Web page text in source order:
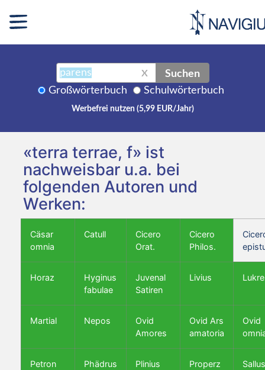
X Suchen
Großwörterbuch Schulwörterbuch
Werbefrei nutzen (5,99 EUR/Jahr)
«terra terrae, f» ist
nachweisbar u.a. bei
folgenden Autoren und
Werken:
Cäsar
omnia
Catull
Cicero
Orat.
Cicero
Philos.
Horaz
Hyginus
fabulae
Juvenal
Satiren
Livius
Martial Nepos
Ovid
Amores
Ovid Ars
amatoria
Ovid
Petron
Phädrus
Plinius
Properz